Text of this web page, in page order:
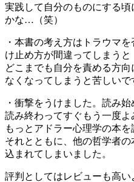
実践して自分のものにする
かな…（笑）
・本書の考え方はトラウマ
け止め方が間違ってしまうと
どこまでも自分を責める方
なくなってしまうと苦しいで
・衝撃をうけました。読み
読み終わってすぐもう一度よ
もっとアドラー心理学の本を
それとともに、他の哲学者
込まれてしまいました。
評判としてはレビューも高